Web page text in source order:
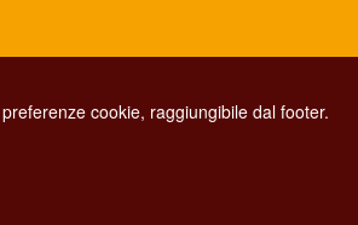
cookie, raggiungibile dal footer.